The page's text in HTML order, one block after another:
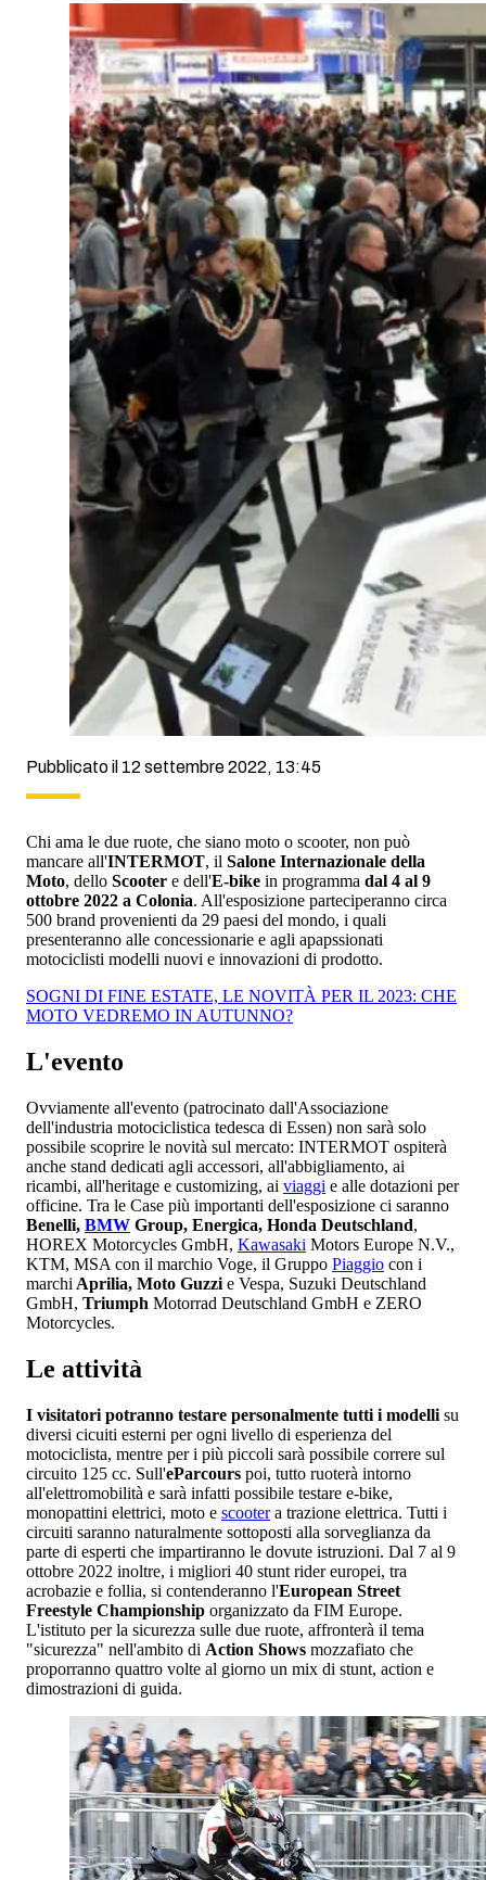
Pubblicato il 12 settembre 2022, 13:45
Chi ama le due ruote, che siano moto o scooter, non può
mancare all'INTERMOT, il Salone Internazionale della
Moto, dello Scooter e dell'E-bike in programma dal 4 al 9
ottobre 2022 a Colonia. All'esposizione parteciperanno circa
500 brand provenienti da 29 paesi del mondo, i quali
presenteranno alle concessionarie e agli apapssionati
motociclisti modelli nuovi e innovazioni di prodotto.
SOGNI DI FINE ESTATE, LE NOVITÀ PER IL 2023: CHE
MOTO VEDREMO IN AUTUNNO?
L'evento
Ovviamente all'evento (patrocinato dall'Associazione
dell'industria motociclistica tedesca di Essen) non sarà solo
possibile scoprire le novità sul mercato: INTERMOT ospiterà
anche stand dedicati agli accessori, all'abbigliamento, ai
ricambi, all'heritage e customizing, ai viaggi e alle dotazioni per
officine. Tra le Case più importanti dell'esposizione ci saranno
Benelli, BMW Group, Energica, Honda Deutschland,
HOREX Motorcycles GmbH, Kawasaki Motors Europe N.V.,
KTM, MSA con il marchio Voge, il Gruppo Piaggio con i
marchi Aprilia, Moto Guzzi e Vespa, Suzuki Deutschland
GmbH, Triumph Motorrad Deutschland GmbH e ZERO
Motorcycles.
Le attività
I visitatori potranno testare personalmente tutti i modelli su
diversi cicuiti esterni per ogni livello di esperienza del
motociclista, mentre per i più piccoli sarà possibile correre sul
circuito 125 cc. Sull'eParcours poi, tutto ruoterà intorno
all'elettromobilità e sarà infatti possibile testare e-bike,
monopattini elettrici, moto e scootera trazione elettrica. Tutti i
circuiti saranno naturalmente sottoposti alla sorveglianza da
parte di esperti che impartiranno le dovute istruzioni. Dal 7 al 9
ottobre 2022 inoltre, i migliori 40 stunt rider europei, tra
acrobazie e follia, si contenderanno l'European Street
Freestyle Championship organizzato da FIM Europe.
L'istituto per la sicurezza sulle due ruote, affronterà il tema
"sicurezza" nell'ambito di Action Shows mozzafiato che
proporranno quattro volte al giorno un mix di stunt, action e
dimostrazioni di guida.